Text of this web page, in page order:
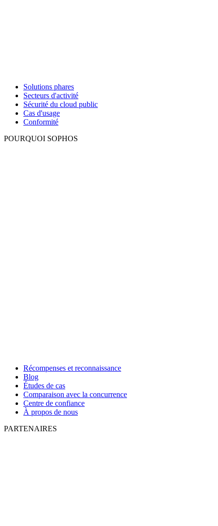
Solutions phares
Secteurs d'activité
Sécurité du cloud public
Cas d'usage
Conformité
POURQUOI SOPHOS
Récompenses et reconnaissance
Blog
Études de cas
Comparaison avec la concurrence
Centre de confiance
À propos de nous
PARTENAIRES